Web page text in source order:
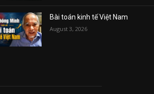
Bài toán kinh tế Việt Nam
August 3, 2026